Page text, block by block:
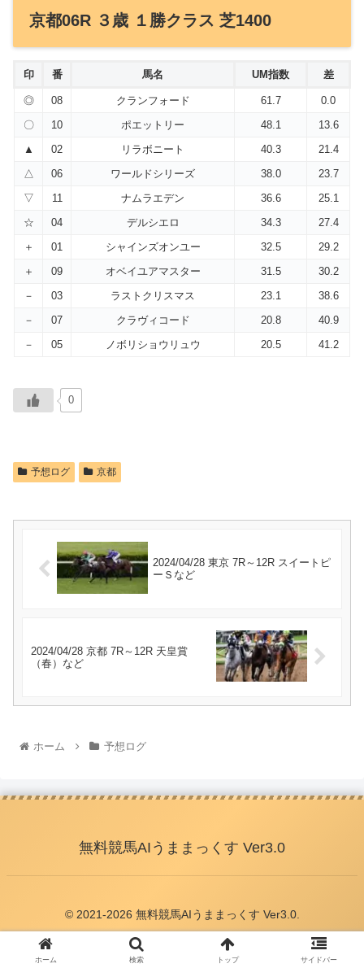
京都06R ３歳 １勝クラス 芝1400
印 番 馬名 UM指数 差
◎ 08 クランフォード 61.7
0.0
〇
10 ポエットリー 48.1
13.6
▲
02 リラボニート 40.3
21.4
△
06 ワールドシリーズ 38.0
23.7
▽
11 ナムラエデン 36.6
25.1
☆
04 デルシエロ 34.3
27.4
＋
01 シャインズオンユー 32.5
29.2
＋
09 オベイユアマスター 31.5
30.2
－
03 ラストクリスマス 23.1
38.6
－
07 クラヴィコード 20.8
40.9
－
05 ノボリショウリュウ 20.5 41.2
0
予想ログ 京都
2024/04/28 東京 7R～12R スイートピ
ーＳなど
2024/04/28 京都 7R～12R 天皇賞
（春）など
ホーム 予想ログ
無料競馬AIうままっくす Ver3.0
© 2021-2026 無料競馬AIうままっくす Ver3.0.
ホーム 検索 トップ サイドバー